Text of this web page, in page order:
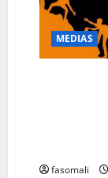
MEDIAS
fasomali